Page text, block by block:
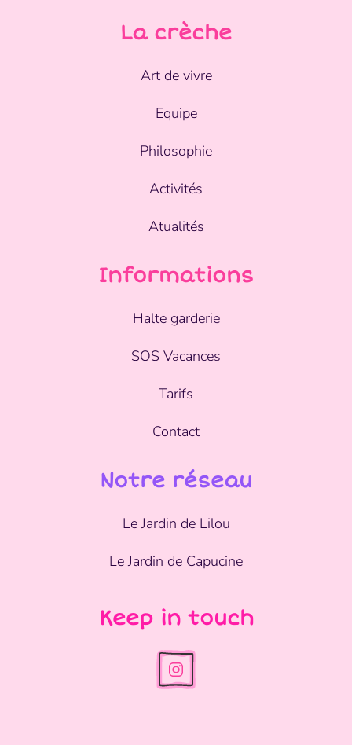
La crèche
Art de vivre
Equipe
Philosophie
Activités
Atualités
Informations
Halte garderie
SOS Vacances
Tarifs
Contact
Notre réseau
Le Jardin de Lilou
Le Jardin de Capucine
Keep in touch